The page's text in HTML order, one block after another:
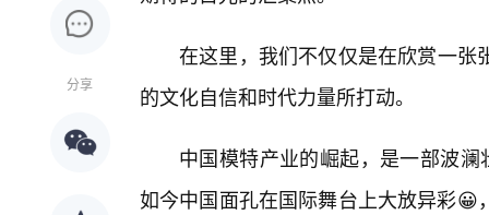
分享
在这里，我们不仅仅是在欣赏一张
的文化自信和时代力量所打动。
中国模特产业的崛起，是一部波
如今中国面孔在国际舞台上大放异彩